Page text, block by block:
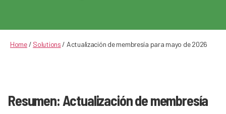
Home/ Solutions / Actualización de membresía para mayo de 2026
Resumen: Actualización de membresía